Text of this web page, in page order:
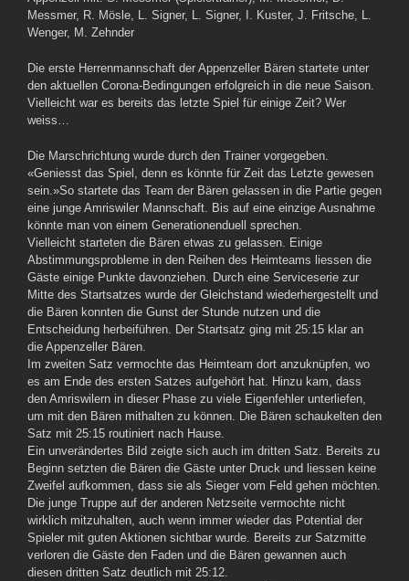
Messmer, R. Mösle, L. Signer, L. Signer, I. Kuster, J. Fritsche, L.
Wenger, M. Zehnder
Die erste Herrenmannschaft der Appenzeller Bären startete unter
den aktuellen Corona-Bedingungen erfolgreich in die neue Saison.
Vielleicht war es bereits das letzte Spiel für einige Zeit? Wer
weiss…
Die Marschrichtung wurde durch den Trainer vorgegeben.
«Geniesst das Spiel, denn es könnte für Zeit das Letzte gewesen
sein.»So startete das Team der Bären gelassen in die Partie gegen
eine junge Amriswiler Mannschaft. Bis auf eine einzige Ausnahme
könnte man von einem Generationenduell sprechen.
Vielleicht starteten die Bären etwas zu gelassen. Einige
Abstimmungsprobleme in den Reihen des Heimteams liessen die
Gäste einige Punkte davonziehen. Durch eine Serviceserie zur
Mitte des Startsatzes wurde der Gleichstand wiederhergestellt und
die Bären konnten die Gunst der Stunde nutzen und die
Entscheidung herbeiführen. Der Startsatz ging mit 25:15 klar an
die Appenzeller Bären.
Im zweiten Satz vermochte das Heimteam dort anzuknüpfen, wo
es am Ende des ersten Satzes aufgehört hat. Hinzu kam, dass
den Amriswilern in dieser Phase zu viele Eigenfehler unterliefen,
um mit den Bären mithalten zu können. Die Bären schaukelten den
Satz mit 25:15 routiniert nach Hause.
Ein unverändertes Bild zeigte sich auch im dritten Satz. Bereits zu
Beginn setzten die Bären die Gäste unter Druck und liessen keine
Zweifel aufkommen, dass sie als Sieger vom Feld gehen möchten.
Die junge Truppe auf der anderen Netzseite vermochte nicht
wirklich mitzuhalten, auch wenn immer wieder das Potential der
Spieler mit guten Aktionen sichtbar wurde. Bereits zur Satzmitte
verloren die Gäste den Faden und die Bären gewannen auch
diesen dritten Satz deutlich mit 25:12.